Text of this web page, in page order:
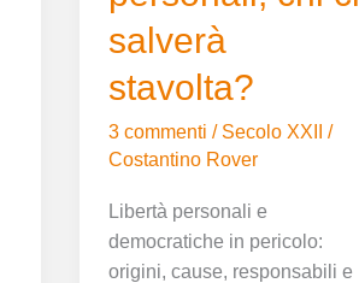
salverà
stavolta?
3 commenti / Secolo XXII
/
Costantino Rover
Libertà personali e
democratiche in pericolo:
origini, cause, responsabili e